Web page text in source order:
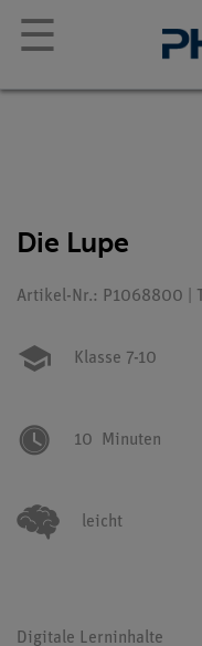
☰
Die Lupe
Artikel-Nr.: P1068800 |
Klasse 7-10
10 Minuten
leicht
Digitale Lerninhalte